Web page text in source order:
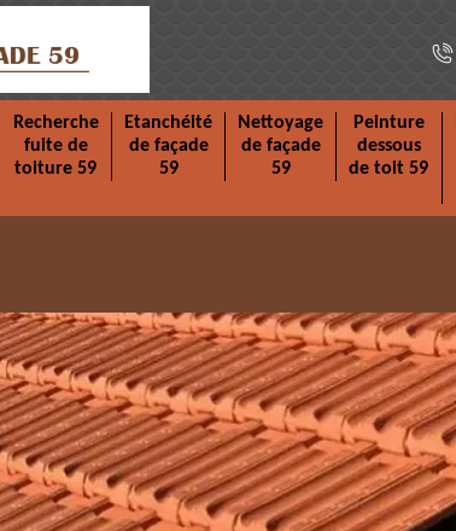
Recherche
fuite de
toiture 59
Etanchéité
de façade
59
Nettoyage
de façade
59
Peinture
dessous
de toit 59